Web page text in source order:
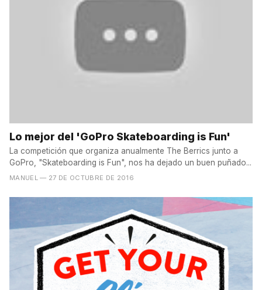
Lo mejor del 'GoPro Skateboarding is Fun'
La competición que organiza anualmente The Berrics junto a
GoPro, "Skateboarding is Fun", nos ha dejado un buen puñado...
MANUEL — 27 DE OCTUBRE DE 2016